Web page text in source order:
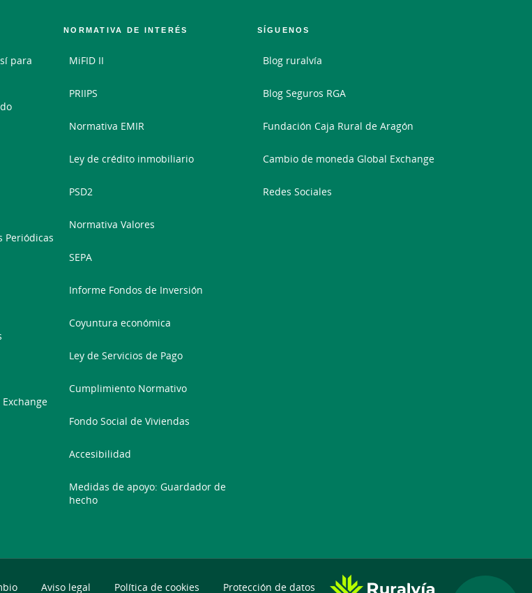
para
Periódicas
NORMATIVA DE INTERÉS
MiFID II
PRIIPS
Normativa EMIR
Ley de crédito inmobiliario
PSD2
Normativa Valores
SEPA
Informe Fondos de Inversión
Coyuntura económica
Ley de Servicios de Pago
Cumplimiento Normativo
Fondo Social de Viviendas
Accesibilidad
Medidas de apoyo: Guardador de
hecho
SÍGUENOS
Blog ruralvía
Blog Seguros RGA
Fundación Caja Rural de Aragón
Cambio de moneda Global Exchange
Redes Sociales
Aviso legal Política de cookies Protección de datos